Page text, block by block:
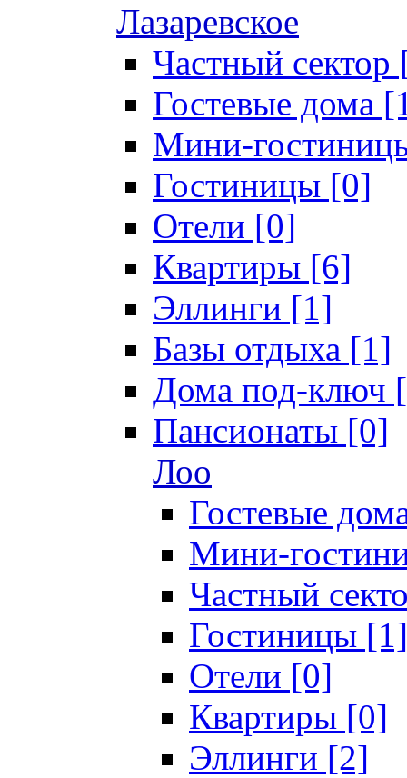
Лазаревское
Частный сектор
Гостевые дома
Мини-
Гостиницы [0]
Отели [0]
Квартиры [6]
Эллинги [1]
Базы отдыха [1]
Дома под-ключ
Пансионаты [0]
Лоо
Гостевые
Мини-
Частный
Гостиницы [1]
Отели [0]
Квартиры [0]
Эллинги [2]